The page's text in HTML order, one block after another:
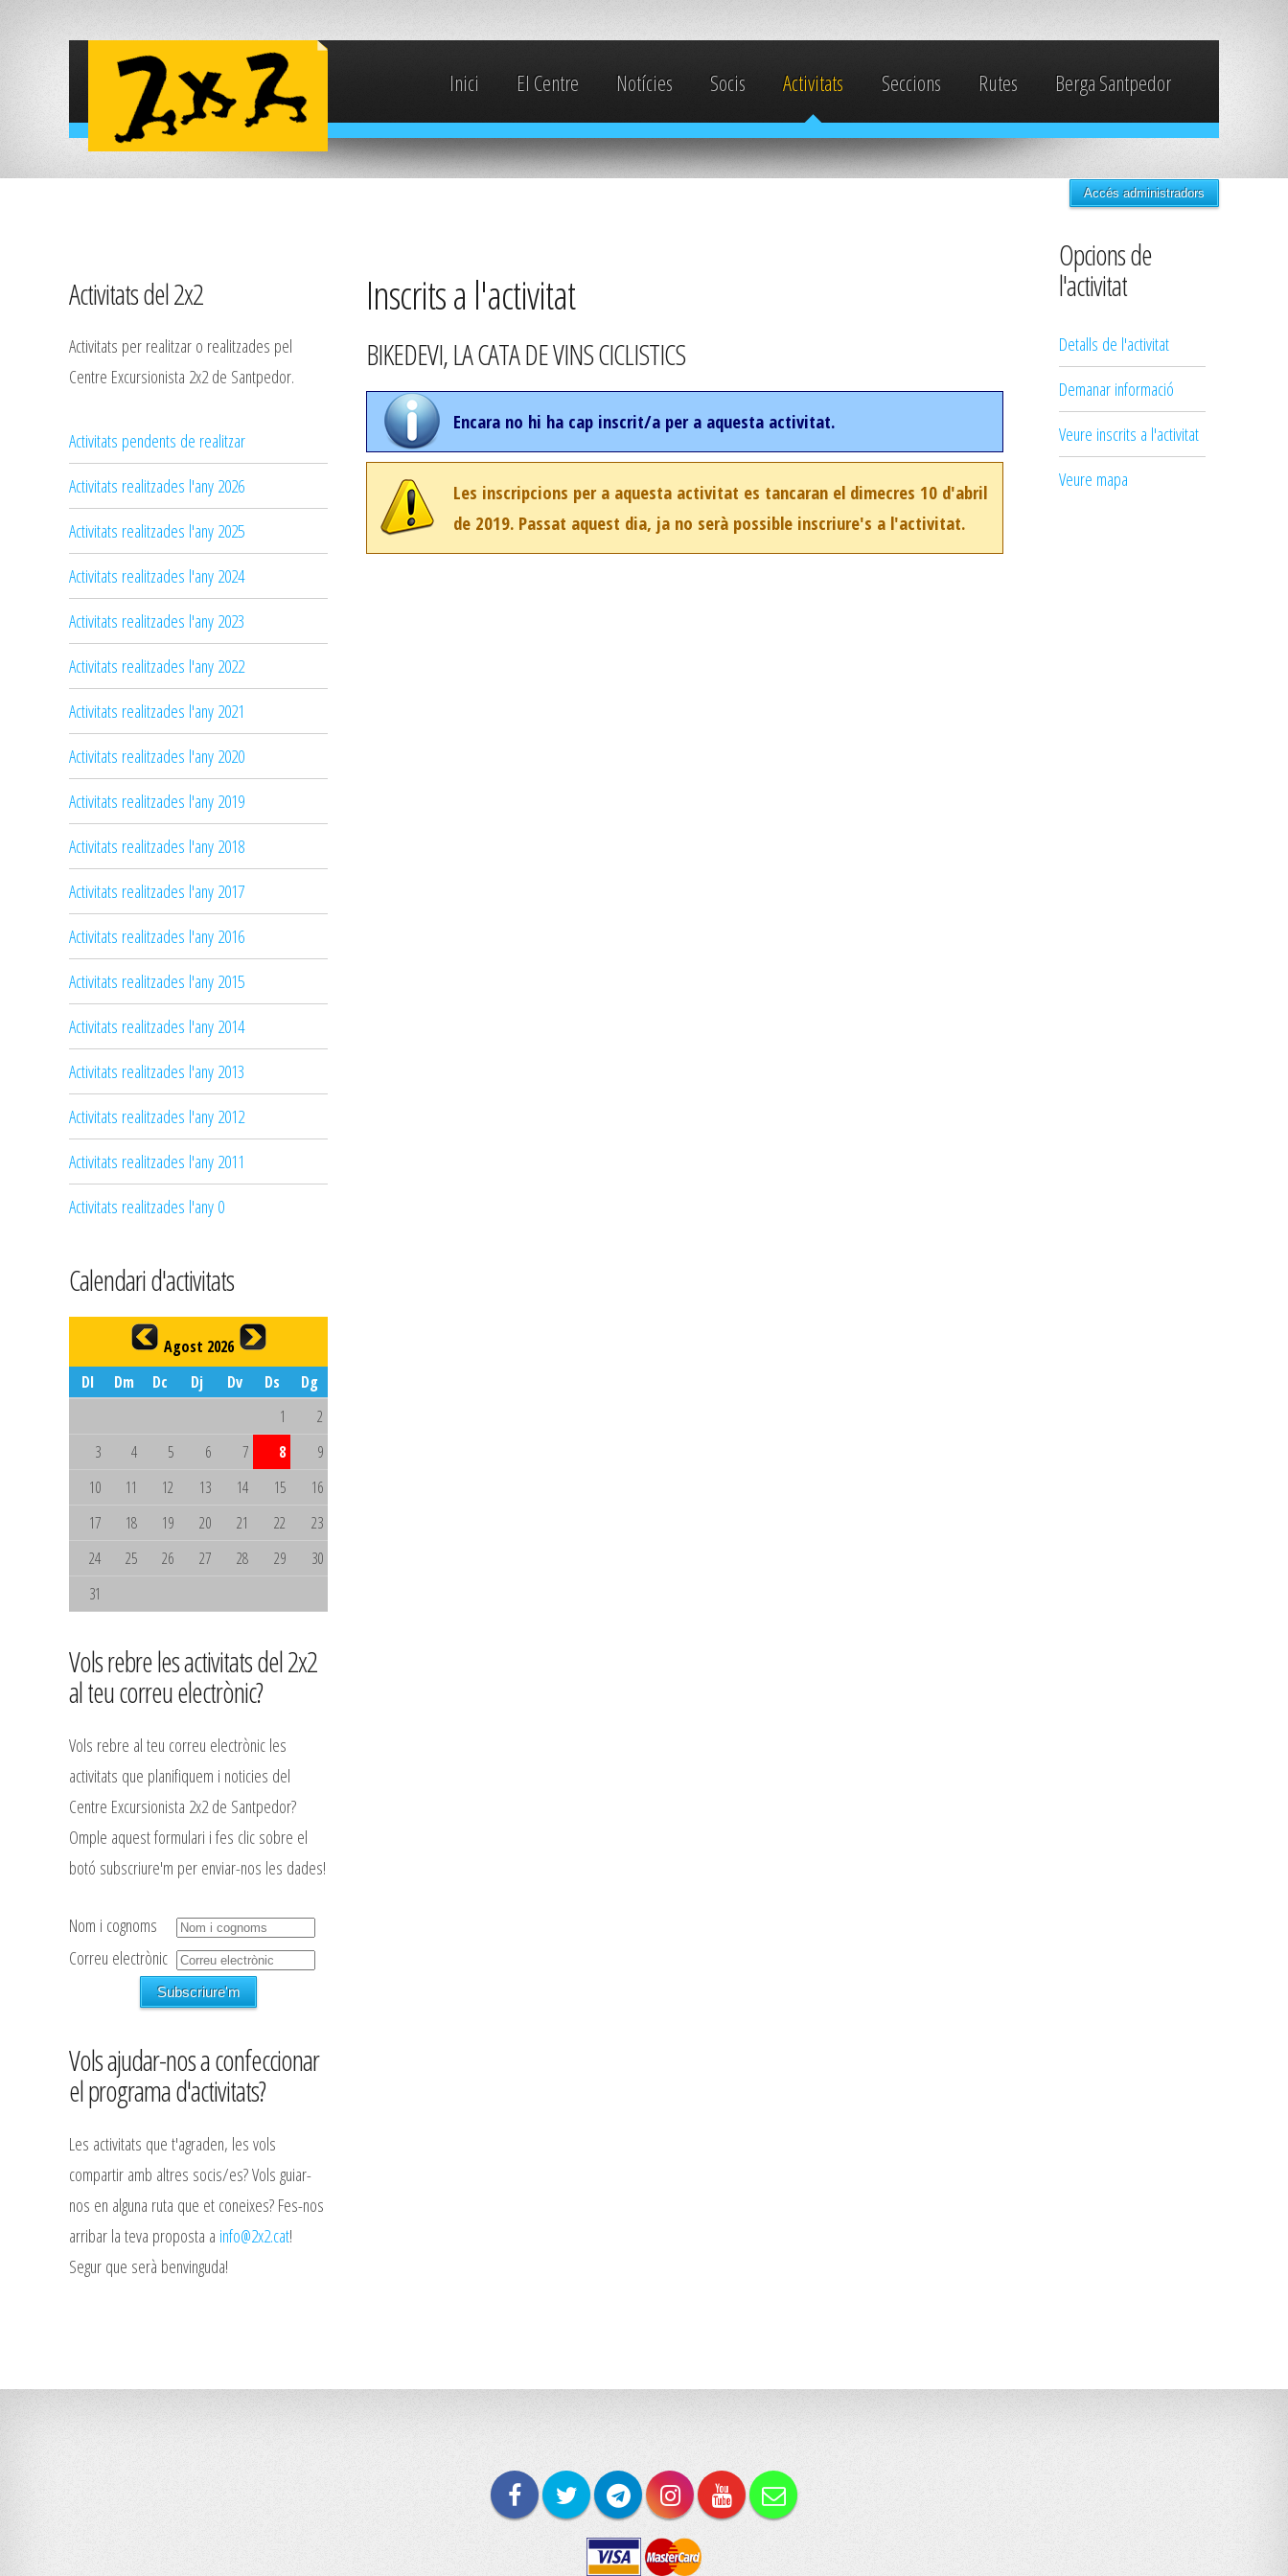
Inici El Centre Notícies Socis Activitats Seccions Rutes Berga Santpedor
Accés administradors
Activitats del 2x2
Activitats per realitzar o realitzades pel
Centre Excursionista 2x2 de Santpedor.
Activitats pendents de realitzar
Activitats realitzades l'any 2026
Activitats realitzades l'any 2025
Activitats realitzades l'any 2024
Activitats realitzades l'any 2023
Activitats realitzades l'any 2022
Activitats realitzades l'any 2021
Activitats realitzades l'any 2020
Activitats realitzades l'any 2019
Activitats realitzades l'any 2018
Activitats realitzades l'any 2017
Activitats realitzades l'any 2016
Activitats realitzades l'any 2015
Activitats realitzades l'any 2014
Activitats realitzades l'any 2013
Activitats realitzades l'any 2012
Activitats realitzades l'any 2011
Activitats realitzades l'any 0
Calendari d'activitats
Agost 2026
Dl
Dm Dc Dj Dv Ds
Dg
1
2
3
4 5 6 7 8
9
10
11 12 13 14 15
16
17
18 19 20 21 22
23
24
25 26 27 28 29
30
31
Vols rebre les activitats del 2x2
al teu correu electrònic?
Vols rebre al teu correu electrònic les
activitats que planifiquem i noticies del
Centre Excursionista 2x2 de Santpedor?
Omple aquest formulari i fes clic sobre el
botó subscriure'm per enviar-nos les dades!
Nom i cognoms
Correu electrònic
Vols ajudar-nos a confeccionar
el programa d'activitats?
Les activitats que t'agraden, les vols
compartir amb altres socis/es? Vols guiar-
nos en alguna ruta que et coneixes? Fes-nos
arribar la teva proposta a info@2x2.cat!
Segur que serà benvinguda!
Inscrits a l'activitat
BIKEDEVI, LA CATA DE VINS CICLISTICS
Encara no hi ha cap inscrit/a per a aquesta activitat.
Les inscripcions per a aquesta activitat es tancaran el dimecres 10 d'abril
de 2019. Passat aquest dia, ja no serà possible inscriure's a l'activitat.
Opcions de
l'activitat
Detalls de l'activitat
Demanar informació
Veure inscrits a l'activitat
Veure mapa